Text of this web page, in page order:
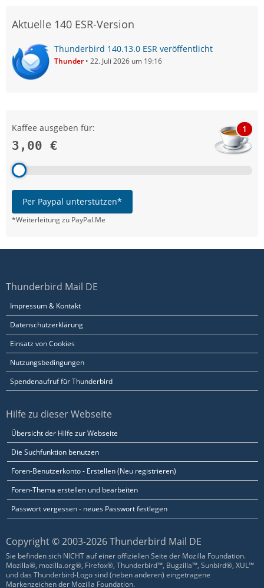
Aktuelle 140 ESR-Version
Thunderbird 140.13.0 ESR veröffentlicht
Thunder 22. Juli 2026 um 19:16
Kaffee ausgeben für:
3,00 €
1
Per Paypal unterstützen*
*Weiterleitung zu PayPal.Me
Thunderbird Mail DE
Impressum & Kontakt
Datenschutzerklärung
Einsatz von Cookies
Nutzungsbedingungen
Spendenaufruf für Thunderbird
Hilfe zu dieser Webseite
Übersicht der Hilfe zur Webseite
Die Suchfunktion benutzen
Foren-Benutzerkonto - Erstellen (Neu registrieren)
Foren-Thema erstellen und bearbeiten
Passwort vergessen - neues Passwort festlegen
Copyright © 2003-2026 Thunderbird Mail DE
Sie befinden sich NICHT auf einer offiziellen Seite der Mozilla Foundation.
Mozilla®, mozilla.org®, Firefox®, Thunderbird™, Bugzilla™, Sunbird®, XUL™
und das Thunderbird-Logo sind (neben anderen) eingetragene
Markenzeichen der Mozilla Foundation.